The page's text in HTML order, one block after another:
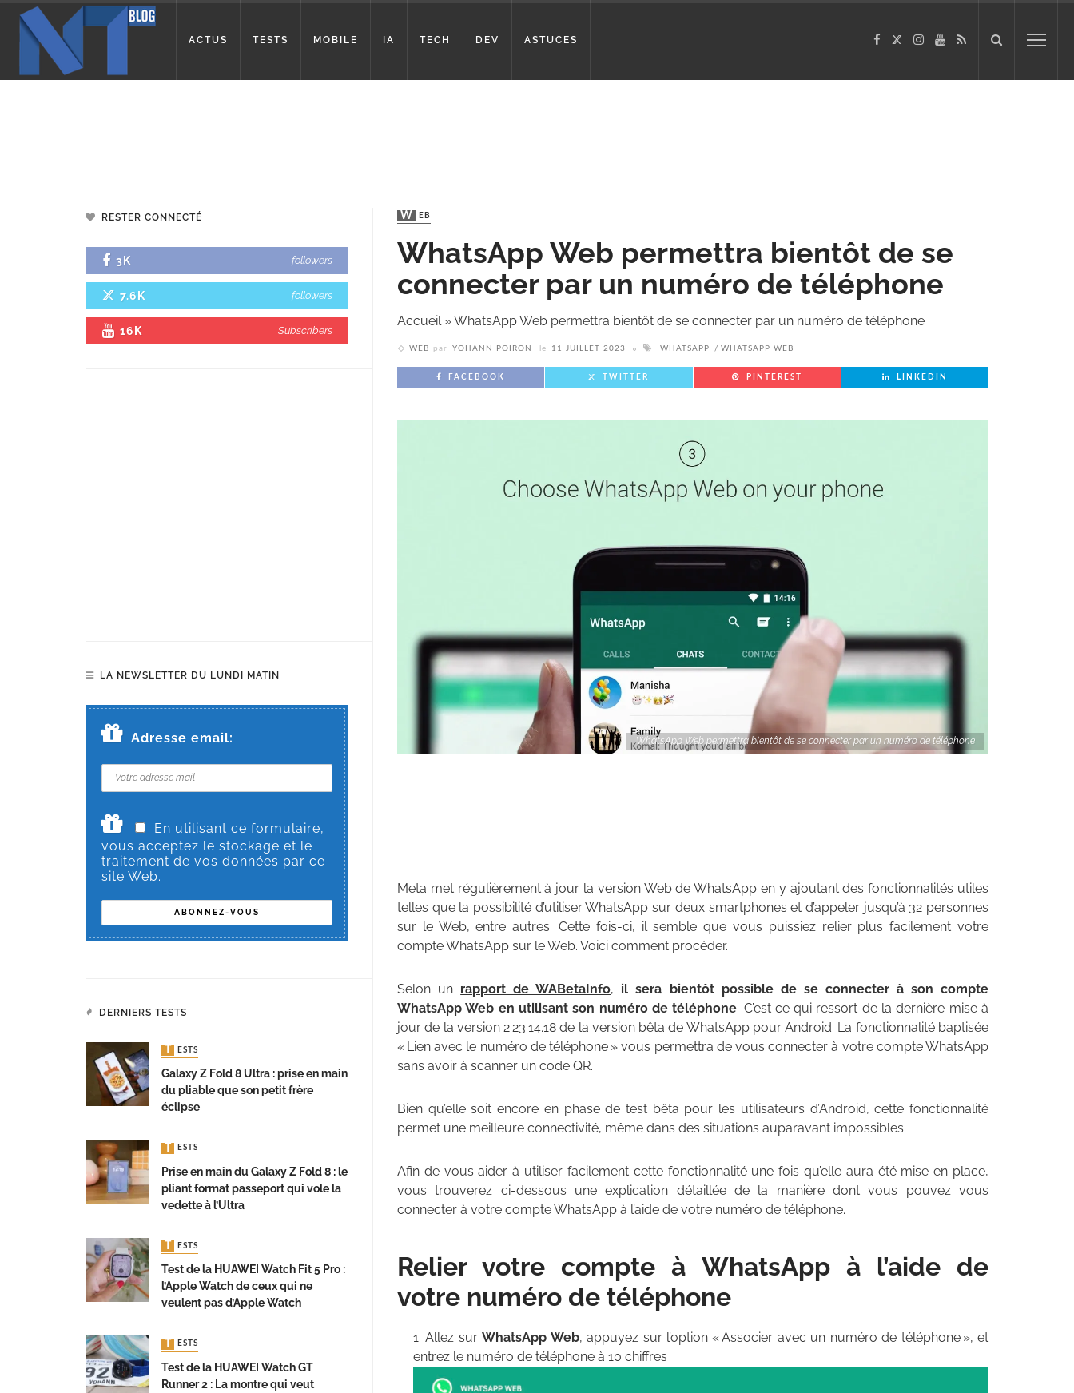
ACTUS TESTS MOBILE IA TECH DEV ASTUCES
WEB
WhatsApp Web permettra bientôt de se
connecter par un numéro de téléphone
Accueil»WhatsApp Web permettra bientôt de se connecter par un numéro de téléphone
WEB par YOHANN POIRON le 11 JUILLET 2023 WHATSAPP WHATSAPP WEB
FACEBOOK TWITTER PINTEREST LINKEDIN
WhatsApp Web permettra bientôt de se connecter par un numéro de téléphone
Meta met régulièrement à jour la version Web de WhatsApp en y ajoutant des fonctionnalités utiles
telles que la possibilité d’utiliser WhatsApp sur deux smartphones et d’appeler jusqu’à 32 personnes
sur le Web, entre autres. Cette fois-ci, il semble que vous puissiez relier plus facilement votre
compte WhatsApp sur le Web. Voici comment procéder.
Selon un rapport de WABetaInfo, il sera bientôt possible de se connecter à son compte
WhatsApp Web en utilisant son numéro de téléphone. C’est ce qui ressort de la dernière mise à
jour de la version 2.23.14.18 de la version bêta de WhatsApp pour Android. La fonctionnalité baptisée
« Lien avec le numéro de téléphone » vous permettra de vous connecter à votre compte WhatsApp
sans avoir à scanner un code QR.
Bien qu’elle soit encore en phase de test bêta pour les utilisateurs d’Android, cette fonctionnalité
permet une meilleure connectivité, même dans des situations auparavant impossibles.
Afin de vous aider à utiliser facilement cette fonctionnalité une fois qu’elle aura été mise en place,
vous trouverez ci-dessous une explication détaillée de la manière dont vous pouvez vous
connecter à votre compte WhatsApp à l’aide de votre numéro de téléphone.
Relier votre compte à WhatsApp à l’aide de
votre numéro de téléphone
Allez surWhatsApp Web, appuyez sur l’option « Associer avec un numéro de téléphone », et
entrez le numéro de téléphone à 10 chiffres
RESTER CONNECTÉ
3K followers
7.6K followers
16K Subscribers
LA NEWSLETTER DU LUNDI MATIN
Adresse email:
En utilisant ce formulaire,
vous acceptez le stockage et le
traitement de vos données par ce
site Web.
DERNIERS TESTS
TESTS
Galaxy Z Fold 8 Ultra : prise en main
du pliable que son petit frère
éclipse
TESTS
Prise en main du Galaxy Z Fold 8 : le
pliant format passeport qui vole la
vedette à l’Ultra
TESTS
Test de la HUAWEI Watch Fit 5 Pro :
l’Apple Watch de ceux qui ne
veulent pas d’Apple Watch
TESTS
Test de la HUAWEI Watch GT
Runner 2 : La montre qui veut